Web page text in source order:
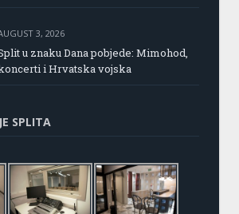
3, 2026
u znaku Dana pobjede: Mimohod,
i Hrvatska vojska
SPLITA